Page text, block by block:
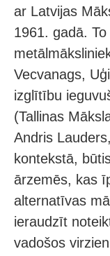
ar Latvijas
1961. gadā.
Vecvanags,
izglītību
(Tallinas
Andris
kontekstā,
ārzemēs, kas
alternatīvas
ieraudzīt
vadošos